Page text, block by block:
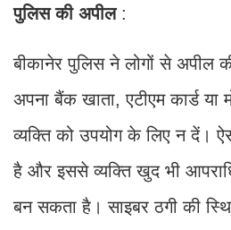
पुलिस की अपील:
बीकानेर पुलिस ने लोगों से
अपना बैंक खाता, एटीएम कार्ड या
व्यक्ति को उपयोग के लिए न दें।
है और इससे व्यक्ति खुद भी
बन सकता है। साइबर ठगी की